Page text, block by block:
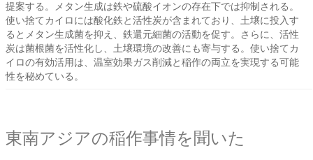
提案する。メタン生成は鉄や硫酸イオンの存在下では抑制される。
使い捨てカイロには酸化鉄と活性炭が含まれており、土壌に投入す
るとメタン生成菌を抑え、鉄還元細菌の活動を促す。さらに、活性
炭は菌根菌を活性化し、土壌環境の改善にも寄与する。使い捨てカ
イロの有効活用は、温室効果ガス削減と稲作の両立を実現する可能
性を秘めている。
東南アジアの稲作事情を聞いた